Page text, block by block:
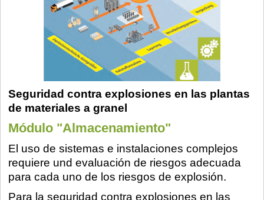
Seguridad contra explosiones en las plantas
de materiales a granel
Módulo "Almacenamiento"
El uso de sistemas e instalaciones complejos
requiere und evaluación de riesgos adecuada
para cada uno de los riesgos de explosión.
Para la seguridad contra explosiones en las